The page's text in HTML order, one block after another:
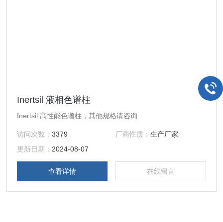
Inertsil 液相色谱柱
Inertsil 高性能色谱柱，其他规格请咨询
访问次数：3379 厂商性质： 生产厂家
更新日期： 2024-08-07
查看详情 在线留言